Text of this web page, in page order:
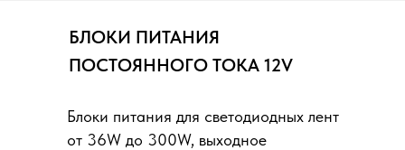
БЛОКИ ПИТАНИЯ
ПОСТОЯННОГО ТОКА 12V
Блоки питания для светодиодных лент
от 36W до 300W, выходное